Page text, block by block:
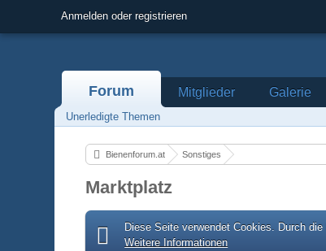
Anmelden oder registrieren
Forum Mitglieder Galerie
Unerledigte Themen
Bienenforum.at Sonstiges
Marktplatz
Diese Seite verwendet Cookies. Durch
Weitere Informationen